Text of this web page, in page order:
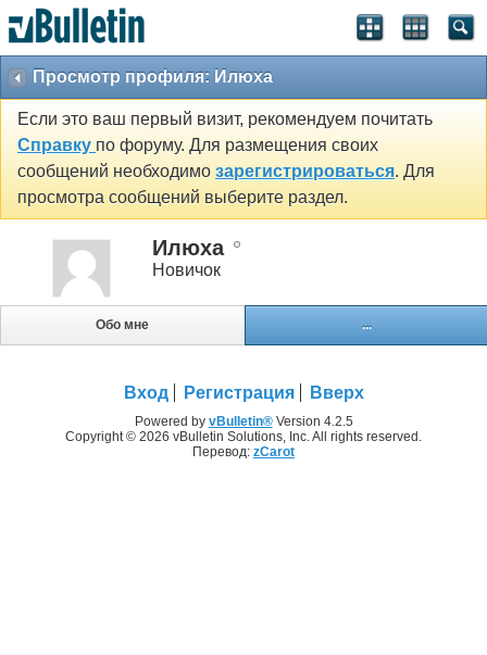
Просмотр профиля: Илюха
Если это ваш первый визит, рекомендуем почитать
Справку по форуму. Для размещения своих
сообщений необходимо зарегистрироваться. Для
просмотра сообщений выберите раздел.
Илюха
Новичок
Обо мне ...
Вход Регистрация Вверх
Powered by vBulletin®Version 4.2.5
Copyright © 2026 vBulletin Solutions, Inc. All rights reserved.
Перевод: zCarot